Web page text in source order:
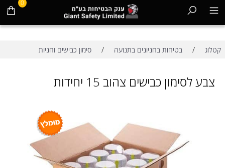
0
קטלוג / בטיחות בחניונים בתנועה / סימון כבישים וחניות
צבע לסימון כבישים צהוב 15 יחידות